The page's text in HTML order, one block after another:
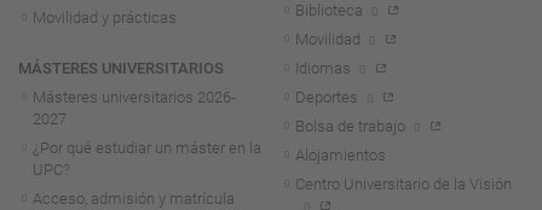
Movilidad y prácticas
MÁSTERES UNIVERSITARIOS
Másteres universitarios 2026-
2027
¿Por qué estudiar un máster en la
UPC?
Acceso, admisión y matrícula
Biblioteca
Movilidad
Idiomas
Deportes
Bolsa de trabajo
Alojamientos
Centro Universitario de la Visión